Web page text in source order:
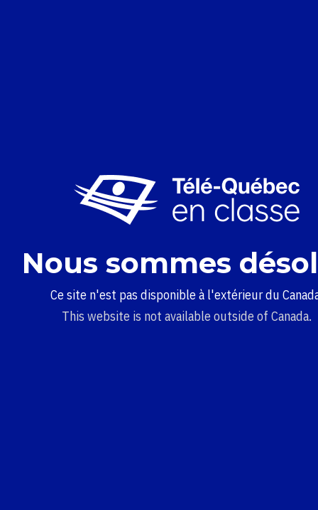
Nous sommes
Ce site n'est pas disponible à l'extérieur du
This website is not available outside of Canada.